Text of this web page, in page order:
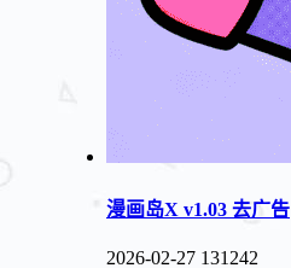
漫画岛X v1.03 去广告
2026-02-27 131242